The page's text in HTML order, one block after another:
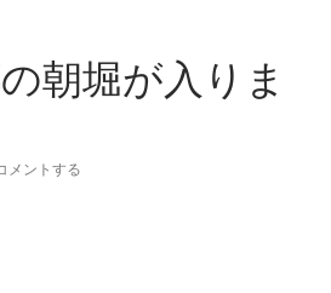
朝堀が入りま
メントする